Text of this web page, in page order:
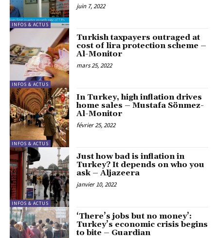
INFOS & ACTUS
juin 7, 2022
INFOS & ACTUS
Turkish taxpayers outraged at
cost of lira protection scheme –
Al-Monitor
mars 25, 2022
INFOS & ACTUS
In Turkey, high inflation drives
home sales – Mustafa Sönmez-
Al-Monitor
février 25, 2022
INFOS & ACTUS
Just how bad is inflation in
Turkey? It depends on who you
ask – Aljazeera
janvier 10, 2022
‘There’s jobs but no money’:
Turkey’s economic crisis begins
to bite – Guardian